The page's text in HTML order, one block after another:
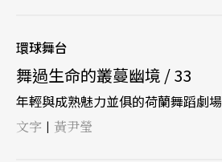
環球舞台
舞過生命的叢蔓幽境 / 33
年輕與成熟魅力並俱的荷蘭舞蹈劇場
文字 | 黃尹瑩